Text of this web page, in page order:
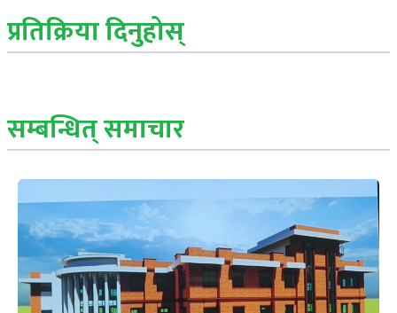
प्रतिक्रिया दिनुहोस्
सम्बन्धित् समाचार